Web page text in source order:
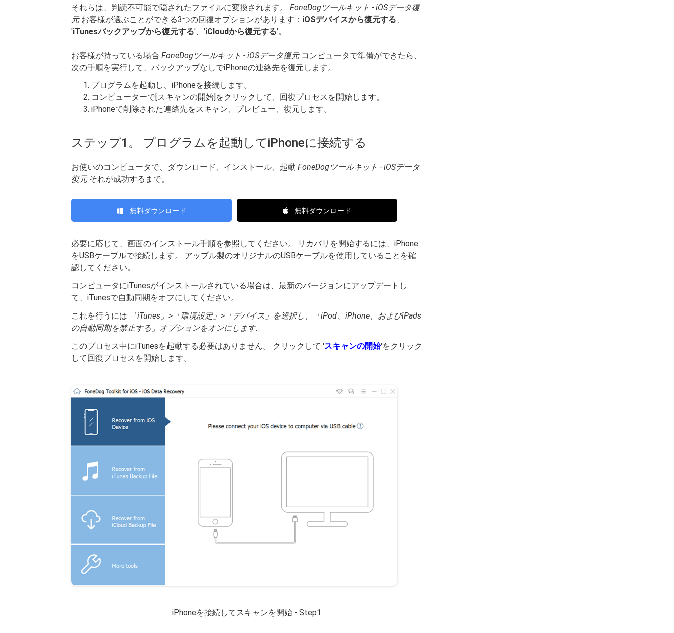
それらは、判読不可能で隠されたファイルに変換されます。 FoneDogツールキット - iOSデータ復
元お客様が選ぶことができる3つの回復オプションがあります： iOSデバイスから復元する、
'iTunesバックアップから復元する'、'iCloudから復元する'。
お客様が持っている場合 FoneDogツールキット - iOSデータ復元コンピュータで準備ができたら、
次の手順を実行して、バックアップなしでiPhoneの連絡先を復元します。
プログラムを起動し、iPhoneを接続します。
コンピューターで[スキャンの開始]をクリックして、回復プロセスを開始します。
iPhoneで削除された連絡先をスキャン、プレビュー、復元します。
ステップ1。 プログラムを起動してiPhoneに接続する
お使いのコンピュータで、ダウンロード、インストール、起動 FoneDogツールキット - iOSデータ
復元それが成功するまで。
無料ダウンロード 無料ダウンロード
必要に応じて、画面のインストール手順を参照してください。 リカバリを開始するには、iPhone
をUSBケーブルで接続します。 アップル製のオリジナルのUSBケーブルを使用していることを確
認してください。
コンピュータにiTunesがインストールされている場合は、最新のバージョンにアップデートし
て、iTunesで自動同期をオフにしてください。
これを行うには
「iTunes」>「環境設定」>「デバイス」を選択し、「iPod、iPhone、およびiPads
の自動同期を禁止する」オプションをオンにします.
このプロセス中にiTunesを起動する必要はありません。 クリックして 'スキャンの開始'をクリック
して回復プロセスを開始します。
iPhoneを接続してスキャンを開始 - Step1